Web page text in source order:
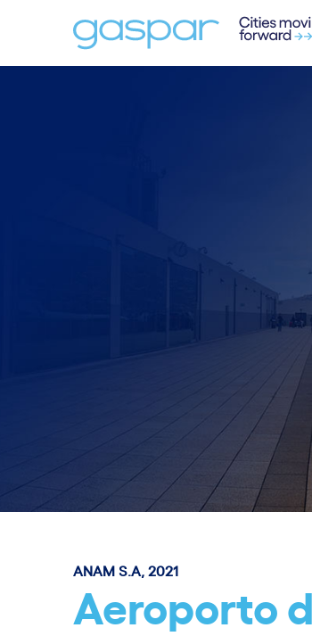
ANAM S.A, 2021
Aeroporto